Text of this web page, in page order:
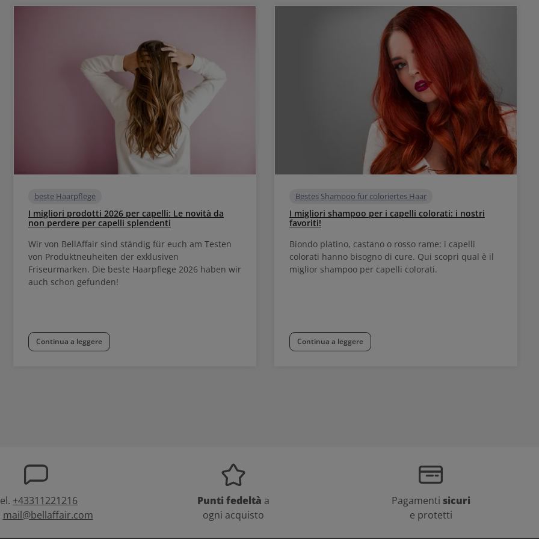
beste Haarpflege
I migliori prodotti 2026 per capelli: Le novità da
non perdere per capelli splendenti
Wir von BellAffair sind ständig für euch am Testen
von Produktneuheiten der exklusiven
Friseurmarken. Die beste Haarpflege 2026 haben wir
auch schon gefunden!
Continua a leggere
Bestes Shampoo für coloriertes Haar
I migliori shampoo per i capelli colorati: i nostri
favoriti!
Biondo platino, castano o rosso rame: i capelli
colorati hanno bisogno di cure. Qui scopri qual è il
miglior shampoo per capelli colorati.
Continua a leggere
+43311221216
mail@bellaffair.com
Punti fedeltà a
ogni acquisto
Pagamenti sicuri
e protetti